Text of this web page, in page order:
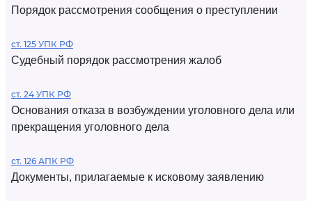
Порядок рассмотрения сообщения о преступлении
ст. 125 УПК РФ
Судебный порядок рассмотрения жалоб
ст. 24 УПК РФ
Основания отказа в возбуждении уголовного дела или
прекращения уголовного дела
ст. 126 АПК РФ
Документы, прилагаемые к исковому заявлению